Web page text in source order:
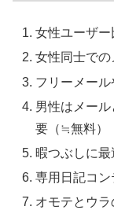
女性ユーザー
女性同士で
フリーメー
男性はメー
要（≒無料）
暇つぶしに
専用日記コ
オモテとウ